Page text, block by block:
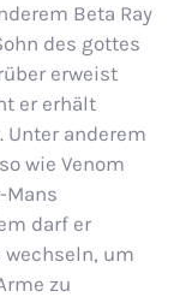
Beta Ray
des gottes
erweist
er erhält
Unter anderem
wie Venom
Mans
darf er
wechseln, um
zu